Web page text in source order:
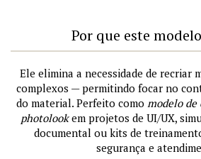
Por que este
Ele elimina a necessidade de recriar
complexos — permitindo focar no
do material. Perfeito como modelo
photolookem projetos de UI/UX,
documental ou kits de
segurança e